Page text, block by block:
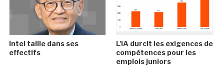
Intel taille dans ses
effectifs
L'IA durcit les exigences de
compétences pour les
emplois juniors